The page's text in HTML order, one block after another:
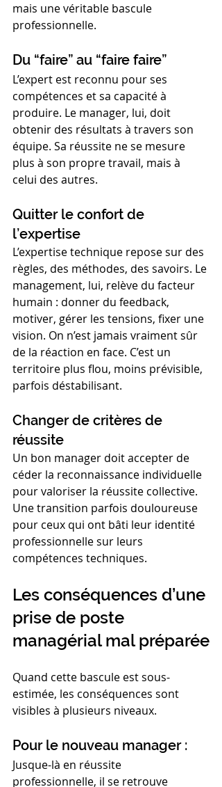
mais une véritable bascule
professionnelle.
Du “faire” au “faire faire”
L’expert est reconnu pour ses
compétences et sa capacité à
produire. Le manager, lui, doit
obtenir des résultats à travers son
équipe. Sa réussite ne se mesure
plus à son propre travail, mais à
celui des autres.
Quitter le confort de
l’expertise
L’expertise technique repose sur des
règles, des méthodes, des savoirs. Le
management, lui, relève du facteur
humain : donner du feedback,
motiver, gérer les tensions, fixer une
vision. On n’est jamais vraiment sûr
de la réaction en face. C’est un
territoire plus flou, moins prévisible,
parfois déstabilisant.
Changer de critères de
réussite
Un bon manager doit accepter de
céder la reconnaissance individuelle
pour valoriser la réussite collective.
Une transition parfois douloureuse
pour ceux qui ont bâti leur identité
professionnelle sur leurs
compétences techniques.
Les conséquences d’une
prise de poste
managérial mal préparée
Quand cette bascule est sous-
estimée, les conséquences sont
visibles à plusieurs niveaux.
Pour le nouveau manager :
Jusque-là en réussite
professionnelle, il se retrouve